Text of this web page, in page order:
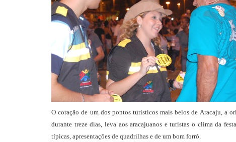
O coração de um dos pontos turísticos mais belos de Aracaju, a
durante treze dias, leva aos aracajuanos e turistas o clima da
típicas, apresentações de quadrilhas e de um bom forró.